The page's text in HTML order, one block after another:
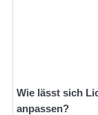
Wie lässt sich
anpassen?